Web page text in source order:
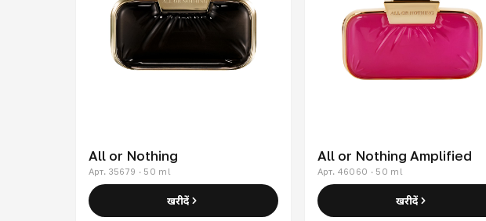
All or Nothing
Арт. 35679 · 50 ml
खरीदें
All or Nothing Amplified
Арт. 46060 · 50 ml
खरीदें